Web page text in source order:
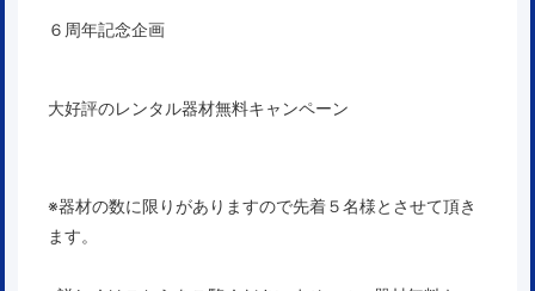
６周年記念企画
大好評のレンタル器材無料キャンペーン
※器材の数に限りがありますので先着５名様とさせて頂き
ます。